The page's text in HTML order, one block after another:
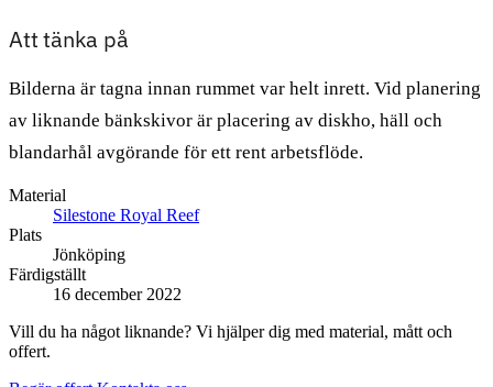
Att tänka på
Bilderna är tagna innan rummet var helt inrett. Vid planering
av liknande bänkskivor är placering av diskho, häll och
blandarhål avgörande för ett rent arbetsflöde.
Material
Silestone Royal Reef
Plats
Jönköping
Färdigställt
16 december 2022
Vill du ha något liknande? Vi hjälper dig med material, mått och
offert.